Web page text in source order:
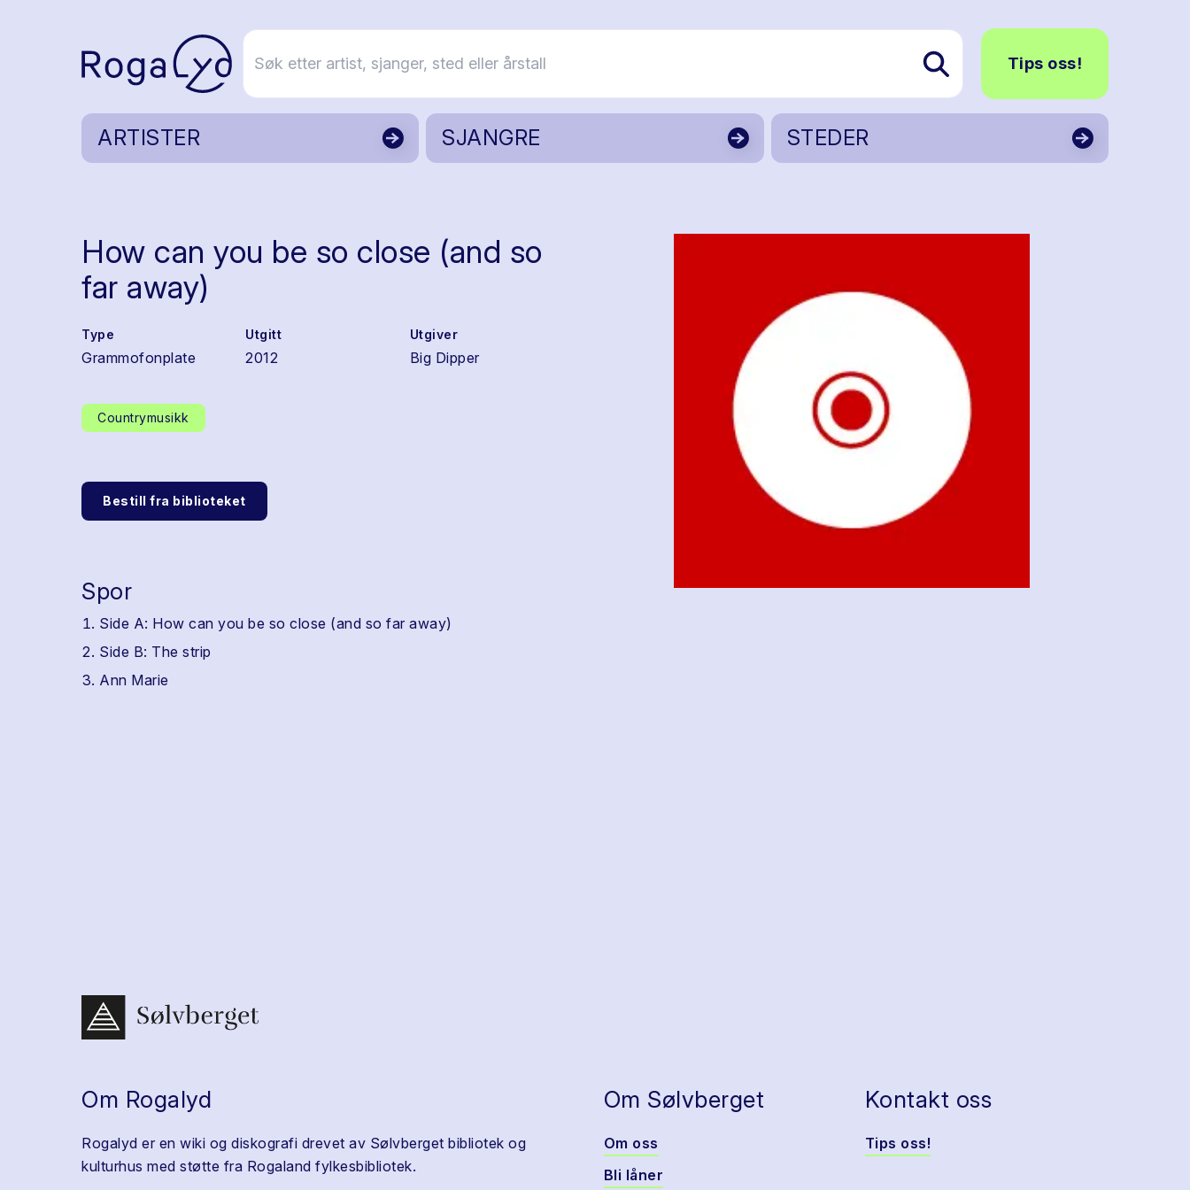
Tips oss!
ARTISTER SJANGRE STEDER
How can you be so close (and so
far away)
Type
Grammofonplate
Utgitt
2012
Utgiver
Big Dipper
Countrymusikk
Bestill fra biblioteket
Spor
Side A: How can you be so close (and so far away)
Side B: The strip
Ann Marie
Om Rogalyd
Rogalyd er en wiki og diskografi drevet av Sølvberget bibliotek og
kulturhus med støtte fra Rogaland fylkesbibliotek.
Om Sølvberget
Om oss
Bli låner
Kontakt oss
Tips oss!